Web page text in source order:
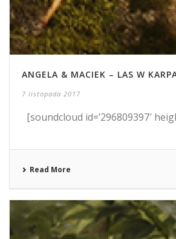
ANGELA & MACIEK – LAS W
7 listopada 2017
[soundcloud id=’296809397′
Read More